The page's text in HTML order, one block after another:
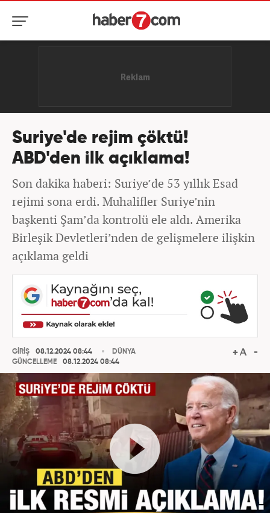
Suriye'de rejim çöktü!
ABD'den ilk açıklama!
Son dakika haberi: Suriye’de 53 yıllık Esad
rejimi sona erdi. Muhalifler Suriye’nin
başkenti Şam’da kontrolü ele aldı. Amerika
Birleşik Devletleri’nden de gelişmelere ilişkin
açıklama geldi
GİRİŞ
08.12.2024 08:44
GÜNCELLEME
08.12.2024 08:44
DÜNYA